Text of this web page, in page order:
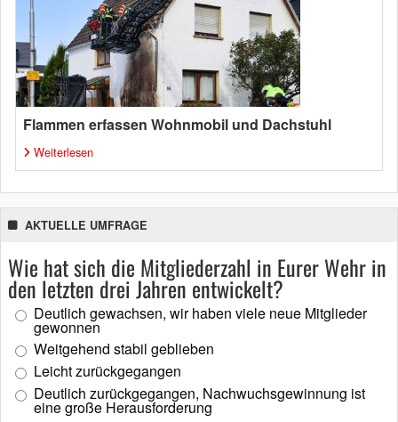
Flammen erfassen Wohnmobil und Dachstuhl
Weiterlesen
AKTUELLE UMFRAGE
Wie hat sich die Mitgliederzahl in Eurer Wehr in
den letzten drei Jahren entwickelt?
Deutlich gewachsen, wir haben viele neue Mitglieder
gewonnen
Weitgehend stabil geblieben
Leicht zurückgegangen
Deutlich zurückgegangen, Nachwuchsgewinnung ist
eine große Herausforderung